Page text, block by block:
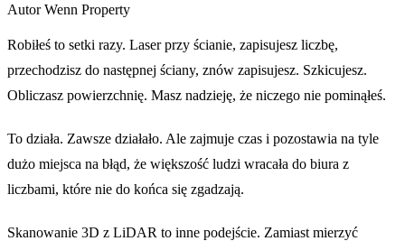
Autor Wenn Property
Robiłeś to setki razy. Laser przy ścianie, zapisujesz liczbę,
przechodzisz do następnej ściany, znów zapisujesz. Szkicujesz.
Obliczasz powierzchnię. Masz nadzieję, że niczego nie pominąłeś.
To działa. Zawsze działało. Ale zajmuje czas i pozostawia na tyle
dużo miejsca na błąd, że większość ludzi wracała do biura z
liczbami, które nie do końca się zgadzają.
Skanowanie 3D z LiDAR to inne podejście. Zamiast mierzyć